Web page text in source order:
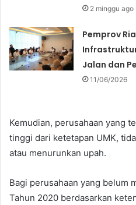
2 minggu ago
Pemprov
Jalan dan
11/06/2026
Kemudian, perusahaan yang
tinggi dari ketetapan UMK,
atau menurunkan upah.
Bagi perusahaan yang belum
Tahun 2020 berdasarkan